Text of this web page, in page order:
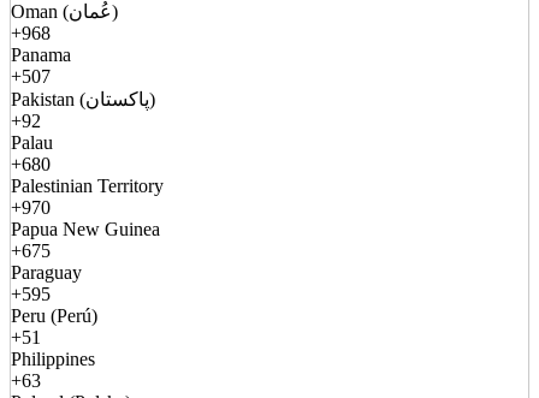
Oman (عُمان)
+968
Panama
+507
Pakistan (پاکستان)
+92
Palau
+680
Palestinian Territory
+970
Papua New Guinea
+675
Paraguay
+595
Peru (Perú)
+51
Philippines
+63